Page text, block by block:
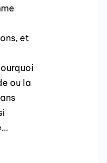
et
ou la